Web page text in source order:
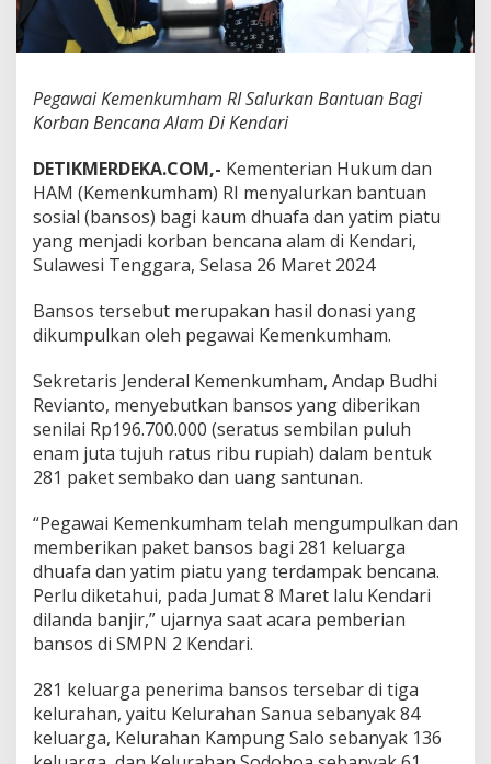
S
a
l
r
k
a
B
a
n
t
u
a
B
a
g
K
o
r
b
a
n
e
n
c
a
n
a
A
a
m
D
i
Pegawai Kemenkumham RI Salurkan Bantuan Bagi
Korban Bencana Alam Di Kendari
DETIKMERDEKA.COM,- Kementerian Hukum dan
HAM (Kemenkumham) RI menyalurkan bantuan
sosial (bansos) bagi kaum dhuafa dan yatim piatu
yang menjadi korban bencana alam di Kendari,
Sulawesi Tenggara, Selasa 26 Maret 2024
Bansos tersebut merupakan hasil donasi yang
dikumpulkan oleh pegawai Kemenkumham.
Sekretaris Jenderal Kemenkumham, Andap Budhi
Revianto, menyebutkan bansos yang diberikan
senilai Rp196.700.000 (seratus sembilan puluh
enam juta tujuh ratus ribu rupiah) dalam bentuk
281 paket sembako dan uang santunan.
“Pegawai Kemenkumham telah mengumpulkan dan
memberikan paket bansos bagi 281 keluarga
dhuafa dan yatim piatu yang terdampak bencana.
Perlu diketahui, pada Jumat 8 Maret lalu Kendari
dilanda banjir,” ujarnya saat acara pemberian
bansos di SMPN 2 Kendari.
281 keluarga penerima bansos tersebar di tiga
kelurahan, yaitu Kelurahan Sanua sebanyak 84
keluarga, Kelurahan Kampung Salo sebanyak 136